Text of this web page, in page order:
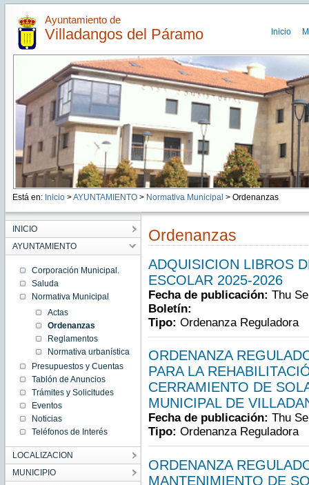
Ayuntamiento de
Villadangos del Páramo Inicio
Está en: Inicio >AYUNTAMIENTO> Normativa Municipal > Ordenanzas
INICIO
AYUNTAMIENTO
Corporación Municipal.
Saluda
Normativa Municipal
Actas
Ordenanzas
Reglamentos
Normativa urbanística
Presupuestos y Cuentas
Tablón de Anuncios
Trámites y Solicitudes
Eventos
Noticias
Teléfonos de Interés
LOCALIZACION
MUNICIPIO
Ordenanzas
ADQUISICION LIBROS
ESCOLAR 2025-2026
Fecha de publicación: Thu
Boletín:
Tipo: Ordenanza Reguladora
ORDENANZA
PARA LA
CERRAMIENTO DE
MUNICIPAL DE
Fecha de publicación: Thu
Tipo: Ordenanza Reguladora
ORDENANZA
MANTENIMIENTO DE